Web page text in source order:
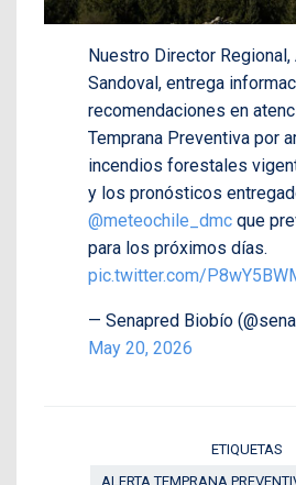
Nuestro Director Regional,
Sandoval, entrega
recomendaciones en
Temprana Preventiva por
incendios forestales
y los pronósticos
@meteochile_dmc que
para los próximos días.
pic.twitter.com/
— Senapred Biobío
May 20, 2026
ETIQUETAS
ALERTA TEMPRANA